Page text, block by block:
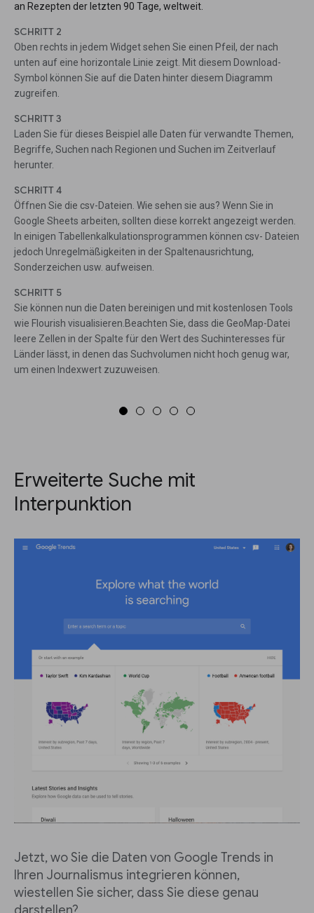
an Rezepten der letzten 90 Tage, weltweit.
SCHRITT 2
Oben rechts in jedem Widget sehen Sie einen Pfeil, der nach
unten auf eine horizontale Linie zeigt. Mit diesem Download-
Symbol können Sie auf die Daten hinter diesem Diagramm
zugreifen.
SCHRITT 3
Laden Sie für dieses Beispiel alle Daten für verwandte Themen,
Begriffe, Suchen nach Regionen und Suchen im Zeitverlauf
herunter.
SCHRITT 4
Öffnen Sie die csv-Dateien. Wie sehen sie aus? Wenn Sie in
Google Sheets arbeiten, sollten diese korrekt angezeigt werden.
In einigen Tabellenkalkulationsprogrammen können csv- Dateien
jedoch Unregelmäßigkeiten in der Spaltenausrichtung,
Sonderzeichen usw. aufweisen.
SCHRITT 5
Sie können nun die Daten bereinigen und mit kostenlosen Tools
wie Flourish visualisieren.Beachten Sie, dass die GeoMap-Datei
leere Zellen in der Spalte für den Wert des Suchinteresses für
Länder lässt, in denen das Suchvolumen nicht hoch genug war,
um einen Indexwert zuzuweisen.
Erweiterte Suche mit
Interpunktion
Jetzt, wo Sie die Daten von Google Trends in
Ihren Journalismus integrieren können,
wiestellen Sie sicher, dass Sie diese genau